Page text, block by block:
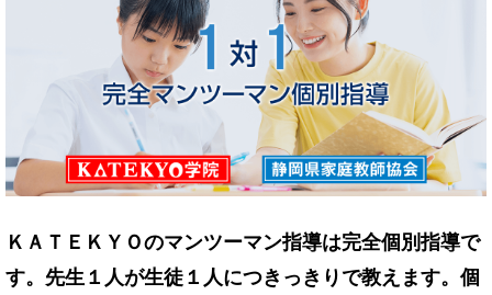
ＫＡＴＥＫＹＯのマンツーマン指導は完全個別指導で
す。先生１人が生徒１人につきっきりで教えます。個